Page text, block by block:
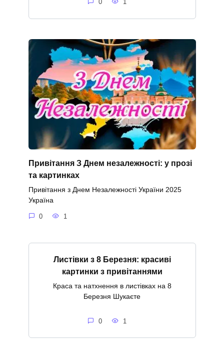
0 1
Привітання З Днем незалежності: у прозі
та картинках
Привітання з Днем Незалежності України 2025
Україна
0 1
Листівки з 8 Березня: красиві
картинки з привітаннями
Краса та натхнення в листівках на 8
Березня Шукаєте
0 1